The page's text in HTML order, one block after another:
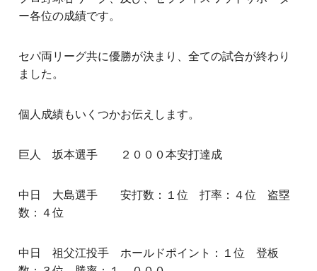
ー各位の成績です。
セパ両リーグ共に優勝が決まり、全ての試合が終わり
ました。
個人成績もいくつかお伝えします。
巨人 坂本選手 ２０００本安打達成
中日 大島選手 安打数：１位 打率：４位 盗塁
数：４位
中日 祖父江投手 ホールドポイント：１位 登板